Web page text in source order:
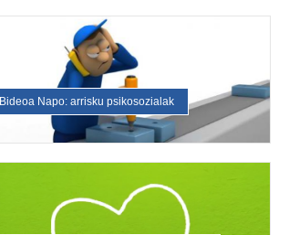
Bideoa Napo: arrisku psikosozialak